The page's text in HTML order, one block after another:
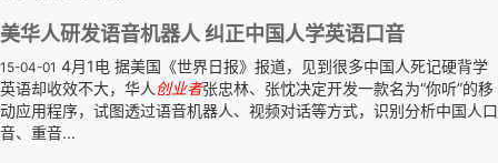
美华人研发语音机器人 纠正中国人学英语口音
15-04-01 4月1电 据美国《世界日报》报道，见到很多中国人死记硬背学
英语却收效不大，华人 创业者张忠林、张忱决定开发一款名为“你听”的移
动应用程序，试图透过语音机器人、视频对话等方式，识别分析中国人口
音、重音...